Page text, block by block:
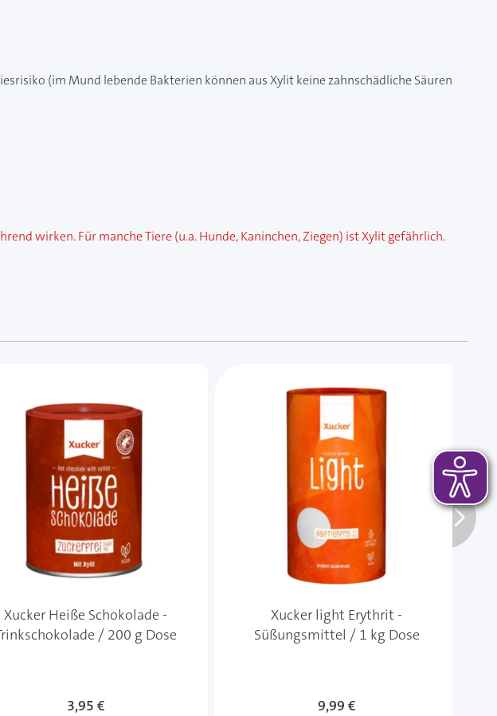
(im Mund lebende Bakterien können aus Xylit keine zahnschädliche Säuren
wirken. Für manche Tiere (u.a. Hunde, Kaninchen, Ziegen) ist Xylit gefährlich.
Xucker Heiße Schokolade -
/ 200 g Dose
3,95 €
Xucker light Erythrit -
Süßungsmittel / 1 kg Dose
9,99 €